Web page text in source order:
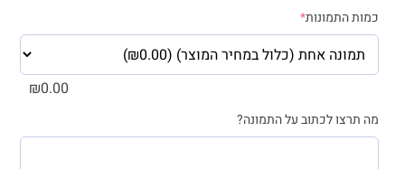
כמות התמונות*
₪0.00
מה תרצו לכתוב על התמונה?